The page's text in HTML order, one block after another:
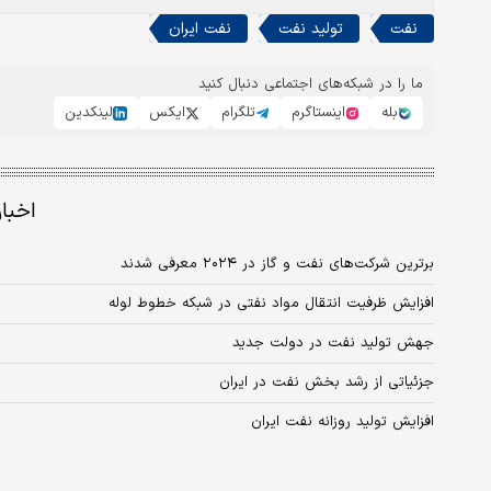
نفت تولید نفت نفت ایران
ما را در شبکه‌های اجتماعی دنبال کنید
بله
اینستاگرم تلگرام ایکس لینکدین
برترین شرکت‌های نفت و گاز در ۲۰۲۴ معرفی شدند
افزایش ظرفیت انتقال مواد نفتی در شبکه خطوط لوله
جهش تولید نفت در دولت جدید
جزئیاتی از رشد بخش نفت در ایران
افزایش تولید روزانه نفت ایران